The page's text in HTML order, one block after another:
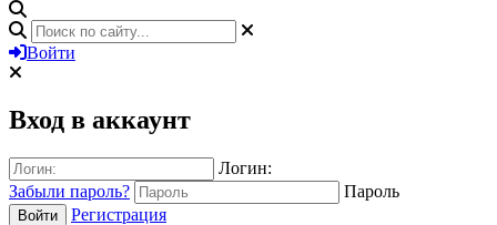
Войти
Вход в аккаунт
Логин:
Забыли пароль?
Пароль
Войти
Регистрация